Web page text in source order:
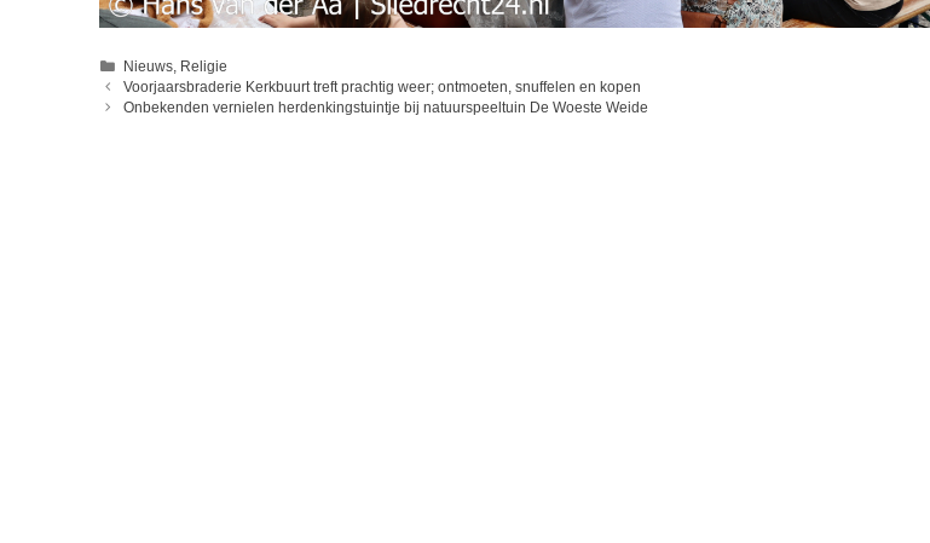
Categorieën
Nieuws, Religie
Voorjaarsbraderie Kerkbuurt treft prachtig weer; ontmoeten, snuffelen en kopen
Onbekenden vernielen herdenkingstuintje bij natuurspeeltuin De Woeste Weide